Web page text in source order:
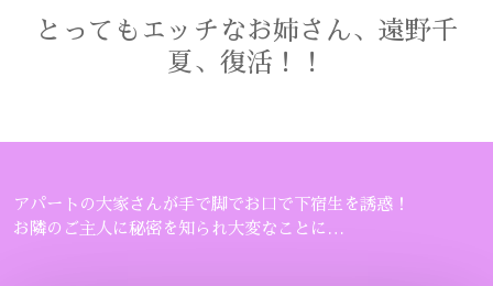
とってもエッチなお姉さん、遠野千
夏、復活！！
アパートの大家さんが手で脚でお口で下宿生を誘惑！
お隣のご主人に秘密を知られ大変なことに…